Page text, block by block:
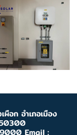
อก อำเภอเมือง
50300
Email :